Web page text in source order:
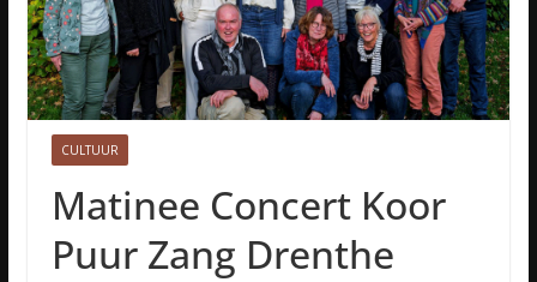
CULTUUR
Matinee Concert Koor
Puur Zang Drenthe